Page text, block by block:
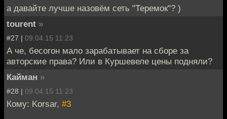
а давайте лучше назовём сеть "Теремок"? )
tourent »
#27 | 09.04.15 11:23
А че, бесогон мало зарабатывает на сборе за
авторские права? Или в Куршевеле цены подняли?
Кайман »
#28 | 09.04.15 11:23
Кому: Korsar, #3